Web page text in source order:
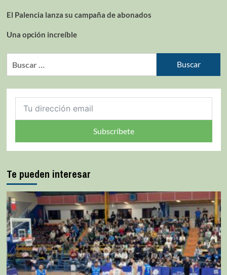
El Palencia lanza su campaña de abonados
Una opción increíble
Subscríbete
Te pueden interesar